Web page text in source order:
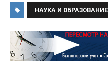
НАУКА И ОБРАЗОВАНИЕ